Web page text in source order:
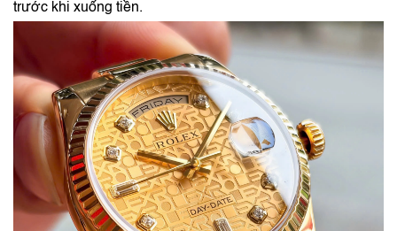
trước khi xuống tiền.